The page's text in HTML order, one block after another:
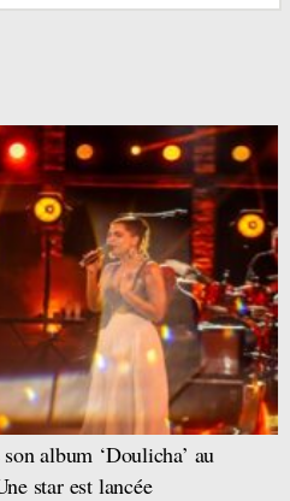
album ‘Doulicha’ au
star est lancée